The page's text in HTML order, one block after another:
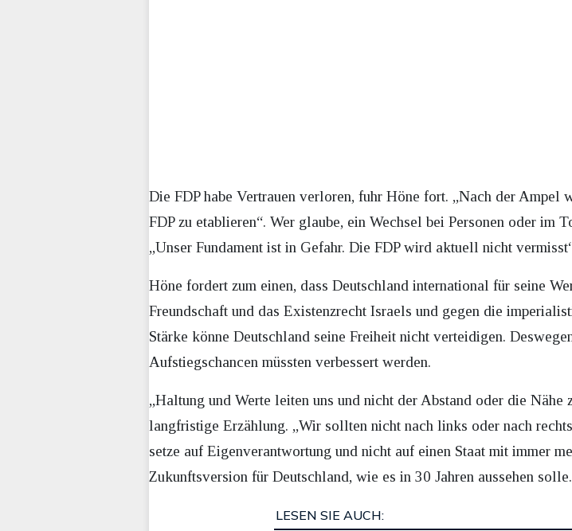
Die FDP habe Vertrauen verloren, fuhr Höne fort. „Nach der Ampel
FDP zu etablieren“. Wer glaube, ein Wechsel bei Personen oder im
„Unser Fundament ist in Gefahr. Die FDP wird aktuell nicht
Höne fordert zum einen, dass Deutschland international für seine
Freundschaft und das Existenzrecht Israels und gegen die
Stärke könne Deutschland seine Freiheit nicht verteidigen.
Aufstiegschancen müssten verbessert werden.
„Haltung und Werte leiten uns und nicht der Abstand oder die Nähe
langfristige Erzählung. „Wir sollten nicht nach links oder nach
setze auf Eigenverantwortung und nicht auf einen Staat mit immer
Zukunftsversion für Deutschland, wie es in 30 Jahren aussehen solle.
LESEN SIE AUCH: